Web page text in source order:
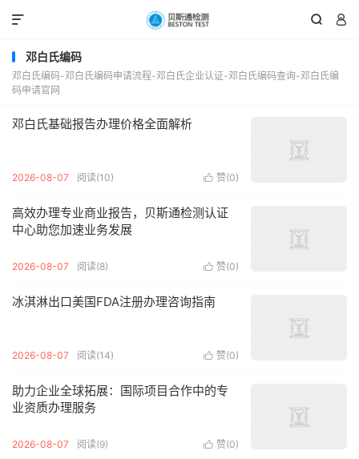
 

邓白氏编码
邓白氏编码-邓白氏编码申请流程-邓白氏企业认证-邓白氏编码查询-邓白氏编
码申请官网
邓白氏基础报告办理价格全面解析
 赞(0)
2026-08-07 阅读(10)
高效办理专业商业报告，贝斯通检测认证
中心助您加速业务发展
 赞(0)
2026-08-07 阅读(8)
冰淇淋出口美国FDA注册办理咨询指南
 赞(0)
2026-08-07 阅读(14)
助力企业全球拓展：国际项目合作中的专
业资质办理服务
 赞(0)
2026-08-07 阅读(9)